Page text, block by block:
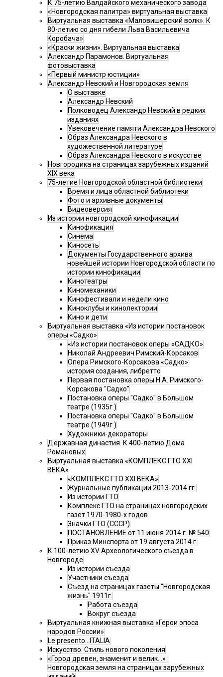
К 75-летию Валдайского механического завода
«Новгородская палитра» виртуальная выставка
Виртуальная выставка «Маловишерский волк». К
80-летию со дня гибели Льва Васильевича
Коробача»
«Краски жизни». Виртуальная выставка
Александр Парамонов. Виртуальная
фотовыставка
«Первый министр юстиции»
Александр Невский и Новгородская земля
О выставке
Александр Невский
Полководец Александр Невский в редких
изданиях
Увековечение памяти Александра Невского
Образ Александра Невского в
художественной литературе
Образ Александра Невского в искусстве
Новгородика на страницах зарубежных изданий
XIX века
75-летие Новгородской областной библиотеки
Время и лица областной библиотеки
Фото и архивные документы
Видеоверсия
Из истории новгородской кинофикации
Кинофикация
Синема
Киносеть
Документы Государственного архива
новейшей истории Новгородской области по
истории кинофикации
Кинотеатры
Киномеханики
Кинофестивали и недели кино
Киноклубы и кинолектории
Кино и дети
Виртуальная выставка «Из истории постановок
оперы «Садко»
«Из истории постановок оперы «САДКО»
Николай Андреевич Римский-Корсаков
Опера Римского-Корсакова «Садко»:
история создания, либретто
Первая постановка оперы Н.А. Римского-
Корсакова "Садко"
Постановка оперы "Садко" в Большом
театре (1935г.)
Постановка оперы "Садко" в Большом
театре (1949г.)
Художники-декораторы
Державная династия. К 400-летию Дома
Романовых
Виртуальная выставка «КОМПЛЕКС ГТО XXI
ВЕКА»
«КОМПЛЕКС ГТО XXI ВЕКА»
Журнальные публикации 2013-2014 гг.
Из истории ГТО
Комплекс ГТО на страницах новгородских
газет 1970-1980-х годов
Значки ГТО (СССР)
ПОСТАНОВЛЕНИЕ от 11 июня 2014 г. № 540
Приказ Минспорта от 19 августа 2014 г.
К 100-летию XV Археологического съезда в
Новгороде
Из истории съезда
Участники съезда
Cъезд на страницах газеты "Новгородская
жизнь" 1911г.
Работа съезда
Вокруг съезда
Виртуальная книжная выставка «Герои эпоса
народов России»
Le presento...ITALIA
Искусство. Стиль нового поколения
«Город древен, знаменит и велик…» :
Новгородская земля на страницах зарубежных